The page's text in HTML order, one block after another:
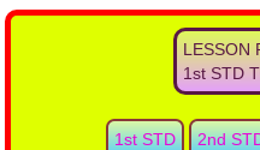
LESSON
1st STD
1st STD 2nd